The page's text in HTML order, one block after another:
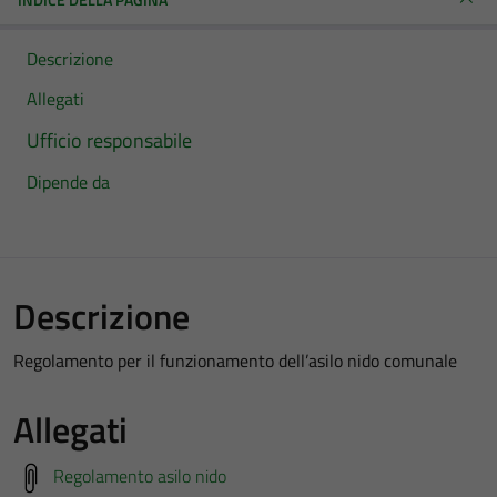
Descrizione
Allegati
Ufficio responsabile
Dipende da
Descrizione
Regolamento per il funzionamento dell’asilo nido comunale
Allegati
Regolamento asilo nido